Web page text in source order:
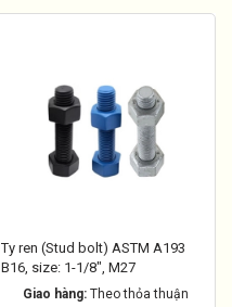
Ty ren (Stud bolt) ASTM A193
B16, size: 1-1/8", M27
Giao hàng: Theo thỏa thuận